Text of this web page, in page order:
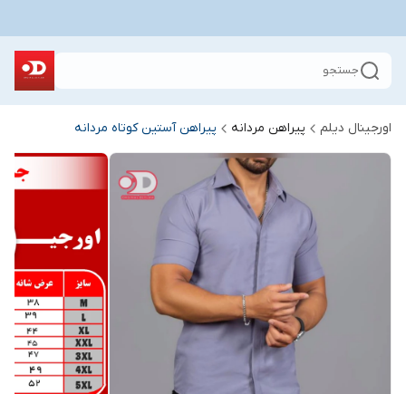
جستجو
اورجینال دیلم پیراهن مردانه پیراهن آستین کوتاه مردانه